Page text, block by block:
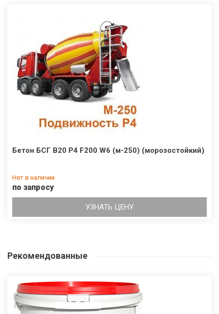
Бетон БСГ В20 Р4 F200 W6 (м-250) (морозостойкий)
Нет в наличии
по запросу
УЗНАТЬ ЦЕНУ
Рекомендованные